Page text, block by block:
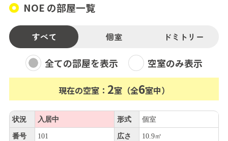
・通勤・通学時間を短縮し、大阪市内をアクティブに移
動したい方
・毎月の固定費を徹底的に抑え、貯金や趣味にお金を使
いたい方
・初めての一人暮らしで、初期費用を抑えて手軽にスタ
ートしたい方
・京橋/梅田エリアによく遊びに行く、フットワークの軽
い方
・プライベートな個室と、程よい距離感のコミュニティ
を求めている方
NOE の部屋一覧
すべて 個室 ドミトリー
全ての部屋を表示 空室のみ表示
現在の空室： 2室（全6室中）
状況 入居中 形式 個室
番号 101 広さ 10.9㎡